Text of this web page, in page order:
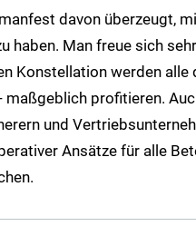
davon überzeugt,
haben. Man freue sich
Konstellation werden alle
profitieren.
und
Ansätze für alle